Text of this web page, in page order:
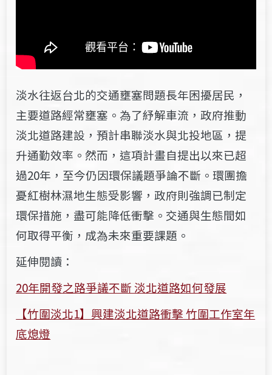
淡水往返台北的交通壅塞問題長年困擾居民，
主要道路經常壅塞。為了紓解車流，政府推動
淡北道路建設，預計串聯淡水與北投地區，提
升通勤效率。然而，這項計畫自提出以來已超
過20年，至今仍因環保議題爭論不斷。環團擔
憂紅樹林濕地生態受影響，政府則強調已制定
環保措施，盡可能降低衝擊。交通與生態間如
何取得平衡，成為未來重要課題。
延伸閱讀：
20年開發之路爭議不斷 淡北道路如何發展
【竹圍淡北1】興建淡北道路衝擊 竹圍工作室年
底熄燈